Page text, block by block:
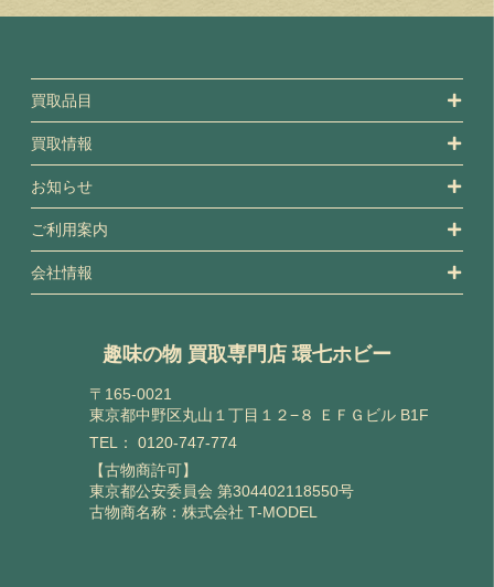
買取品目
買取情報
お知らせ
ご利用案内
会社情報
趣味の物 買取専門店 環七ホビー
〒165-0021
東京都中野区丸山１丁目１２−８ ＥＦＧビル B1F
TEL： 0120-747-774
【古物商許可】
東京都公安委員会 第304402118550号
古物商名称：株式会社 T-MODEL